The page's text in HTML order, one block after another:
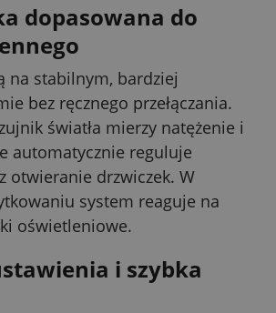
dopasowana do
na stabilnym, bardziej
bez ręcznego przełączania.
światła mierzy natężenie i
automatycznie reguluje
otwieranie drzwiczek. W
system reaguje na
oświetleniowe.
i szybka